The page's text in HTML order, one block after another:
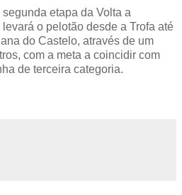
etapa da Volta a
o pelotão desde a Trofa até
do Castelo, através de um
com a meta a coincidir com
de terceira categoria.